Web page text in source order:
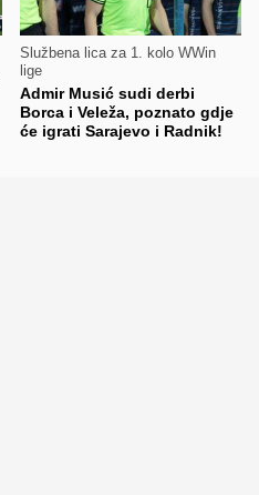
Službena lica za 1. kolo WWin
lige
Admir Musić sudi derbi
Borca i Veleža, poznato gdje
će igrati Sarajevo i Radnik!